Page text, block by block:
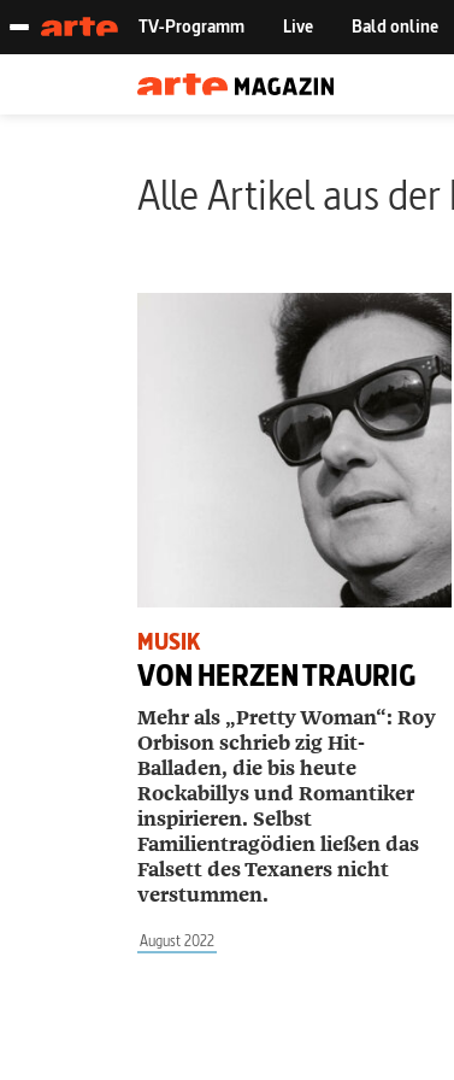
Alle Artikel aus der
MUSIK
VON HERZEN TRAURIG
Mehr als „Pretty Woman“: Roy
Orbison schrieb zig Hit-
Balladen, die bis heute
Rockabillys und Romantiker
inspirieren. Selbst
Familientragödien ließen das
Falsett des Texaners nicht
verstummen.
August 2022